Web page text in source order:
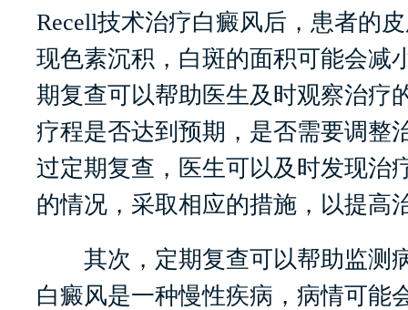
Recell技术治疗白癜风后，患者的
现色素沉积，白斑的面积可能会减
期复查可以帮助医生及时观察治疗
疗程是否达到预期，是否需要调整
过定期复查，医生可以及时发现治
的情况，采取相应的措施，以提高
其次，定期复查可以帮助监测
白癜风是一种慢性疾病，病情可能